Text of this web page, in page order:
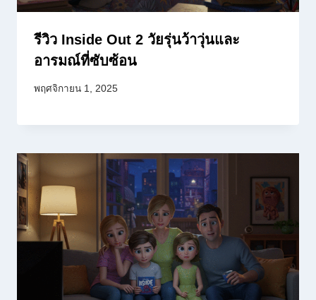
รีวิว Inside Out 2 วัยรุ่นว้าวุ่นและ
อารมณ์ที่ซับซ้อน
พฤศจิกายน 1, 2025